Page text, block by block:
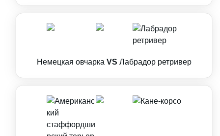
Немецкая овчарка VS Лабрадор ретривер